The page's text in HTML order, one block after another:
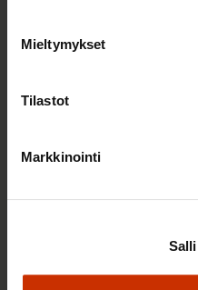
Mieltymykset
Tilastot
Markkinointi